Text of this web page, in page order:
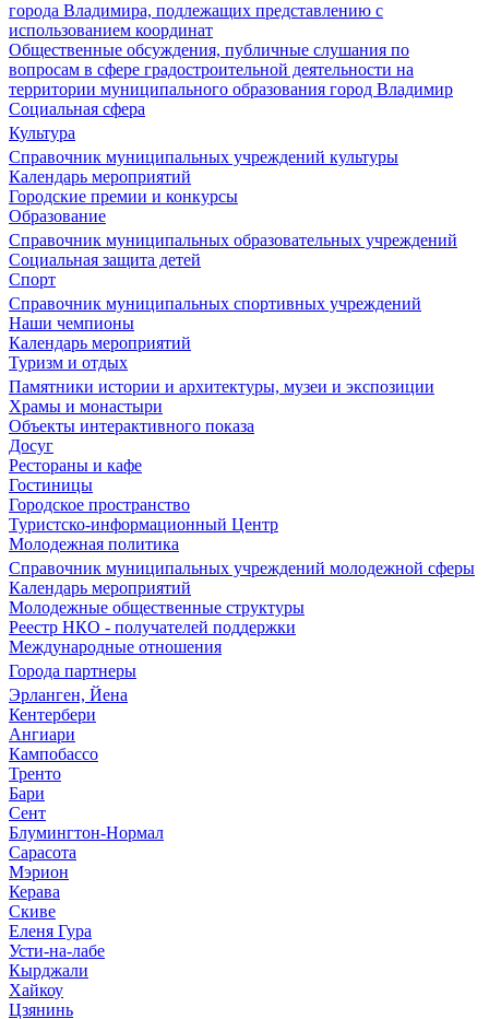
города Владимира, подлежащих представлению с
использованием координат
Общественные обсуждения, публичные слушания по
вопросам в сфере градостроительной деятельности на
территории муниципального образования город Владимир
Социальная сфера
Культура
Справочник муниципальных учреждений культуры
Календарь мероприятий
Городские премии и конкурсы
Образование
Справочник муниципальных образовательных учреждений
Социальная защита детей
Спорт
Справочник муниципальных спортивных учреждений
Наши чемпионы
Календарь мероприятий
Туризм и отдых
Памятники истории и архитектуры, музеи и экспозиции
Храмы и монастыри
Объекты интерактивного показа
Досуг
Рестораны и кафе
Гостиницы
Городское пространство
Туристско-информационный Центр
Молодежная политика
Справочник муниципальных учреждений молодежной сферы
Календарь мероприятий
Молодежные общественные структуры
Реестр НКО - получателей поддержки
Международные отношения
Города партнеры
Эрланген, Йена
Кентербери
Ангиари
Кампобассо
Тренто
Бари
Сент
Блумингтон-Нормал
Сарасота
Мэрион
Керава
Скиве
Еленя Гура
Усти-на-лабе
Кырджали
Хайкоу
Цзянинь